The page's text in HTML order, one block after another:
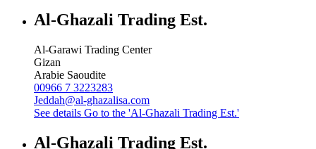
Al-Ghazali Trading Est.
Al-Garawi Trading Center
Gizan
Arabie Saoudite
00966 7 3223283
Jeddah@al-ghazalisa.com
See details Go to the 'Al-Ghazali Trading Est.'
Al-Ghazali Trading Est.